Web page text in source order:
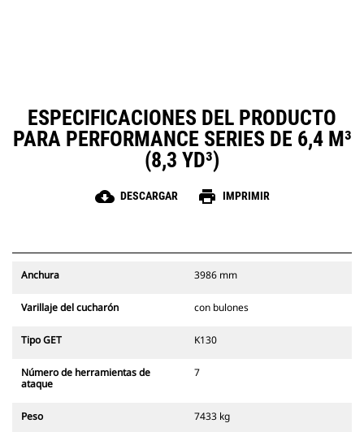
ESPECIFICACIONES DEL PRODUCTO
PARA PERFORMANCE SERIES DE 6,4 M³
(8,3 YD³)
cloud_download DESCARGAR print IMPRIMIR
Anchura 3986 mm
Varillaje del cucharón con bulones
Tipo GET K130
Número de herramientas de
ataque
7
Peso 7433 kg